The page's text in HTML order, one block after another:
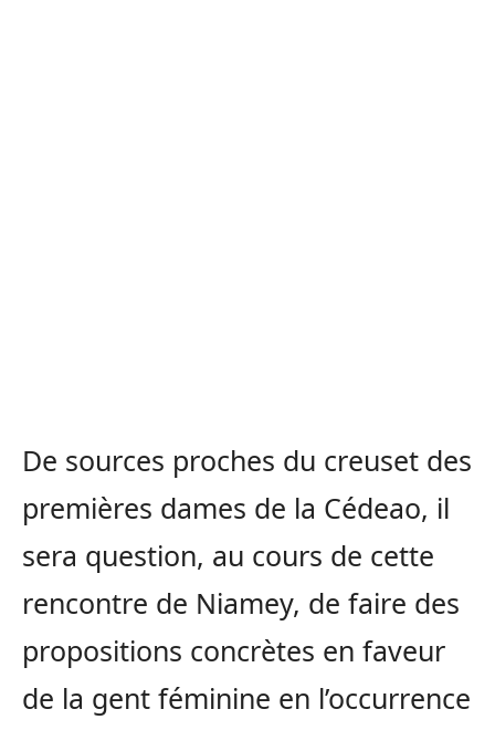
De sources proches du creuset des
premières dames de la Cédeao, il
sera question, au cours de cette
rencontre de Niamey, de faire des
propositions concrètes en faveur
de la gent féminine en l’occurrence